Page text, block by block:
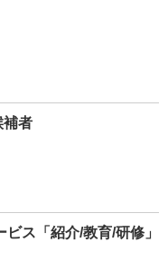
補者
ス「紹介/教育/研修」